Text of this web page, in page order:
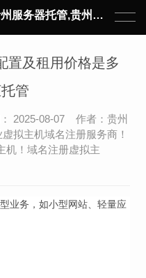
贵州黔耘信息企业官网-贵州服务器托管,贵州主机托管,云服务器托管,数据中心托管,网络设备托管,服务器租用,托管服务提供商,服务器管理-黔耘信息 贵州数据中心机柜租用-专业贵州IDC托管服务器维修
置及租用价格是多
管
2025-08-07 作者：贵州
拟主机域名注册服务商！
机！域名注册虚拟主
业务，如小型网站、轻量应